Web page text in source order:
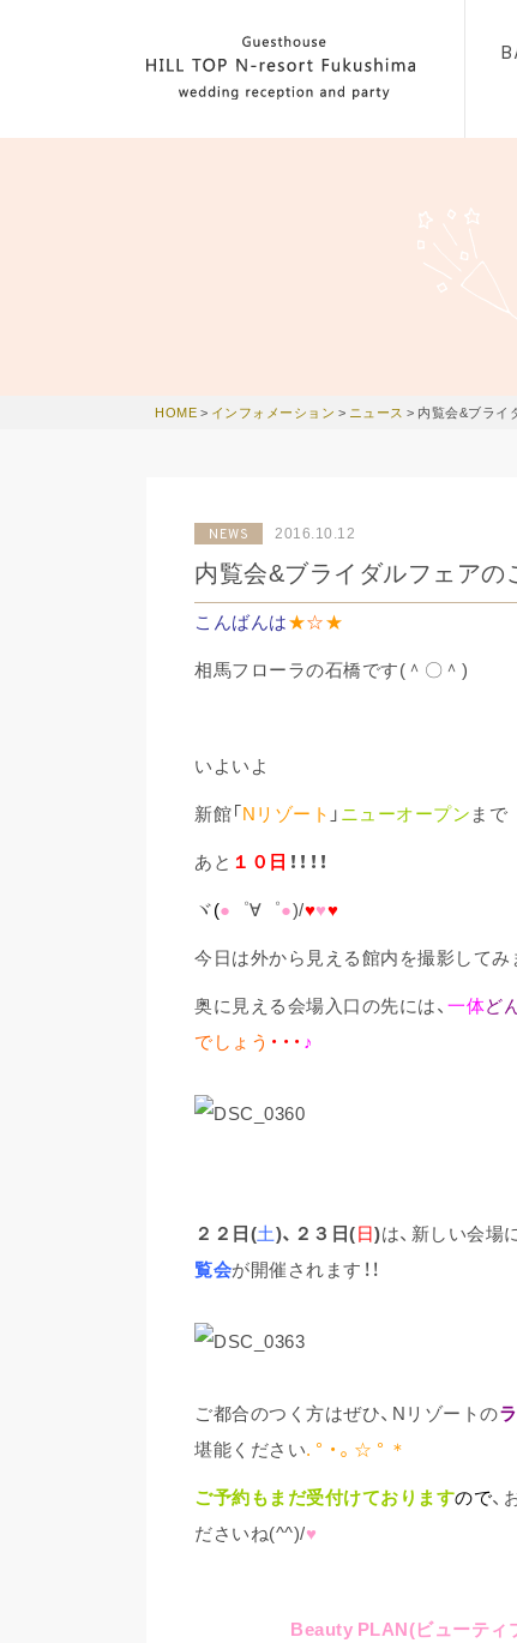
HOME> インフォメーション > ニュース > 内覧会&ブライ
NEWS 2016.10.12
内覧会&ブライダルフェアの
こんばんは★☆★
相馬フローラの石橋です(＾〇＾)
いよいよ
新館「Nリゾート 」ニューオープンまで
あと １０日 ！！！！
ヾ(● ゜∀゜●)/♥♥♥
今日は外から見える館内を撮影してみ
奥に見える会場入口の先には、一体ど
でしょう ・ ・・ ♪
２２日(土)、２３日(日)は、新しい会場
覧会が開催されます！！
ご都合のつく方はぜひ、Nリゾートの
堪能ください. ° ・。☆ ° ＊
ご予約もまだ受付けておりますので、
ださいね(^^)/♥
Beauty PLAN(ビューティ